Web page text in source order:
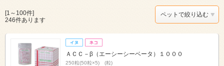
[1～100件]
246件あります
ペットで絞り込む
ＡＣＣ－β（エーシーシーベータ）１０００
250粒(50粒×5) (粒)